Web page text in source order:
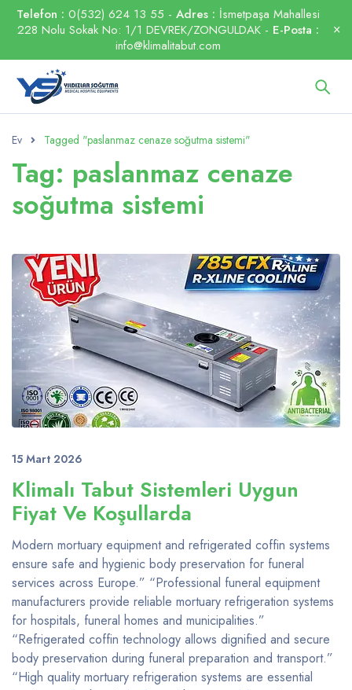
Telefon : 0(532) 624 13 55 - Adres : İsmetpaşa Mahallesi
228 Nolu Sokak No: 1/1 DEVREK/ZONGULDAK - E-Posta :
info@klimalitabut.com
Ev Tagged "paslanmaz cenaze soğutma sistemi"
Tag: paslanmaz cenaze
soğutma sistemi
15 Mart 2026
Klimalı Tabut Sistemleri Uygun
Fiyat Ve Koşullarda
Modern mortuary equipment and refrigerated coffin systems
ensure safe and hygienic body preservation for funeral
services across Europe.” “Professional funeral equipment
manufacturers provide reliable mortuary refrigeration systems
for hospitals, funeral homes and municipalities.”
“Refrigerated coffin technology allows dignified and secure
body preservation during funeral preparation and transport.”
“High quality mortuary refrigeration systems are essential